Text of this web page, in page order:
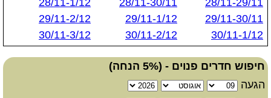
28/11-29/11
28/11-30/11
28/11-1/12
29/11-30/11
29/11-1/12
29/11-2/12
30/11-1/12
30/11-2/12
30/11-3/12
חיפוש חדרים פנוים - (5% הנחה)
הגעה